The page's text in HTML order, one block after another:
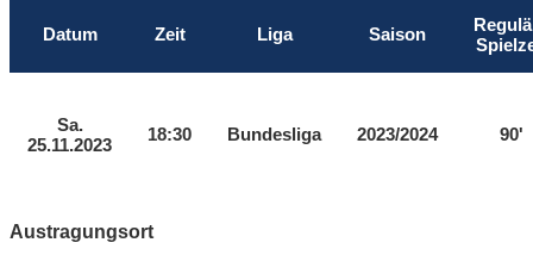
Datum Zeit Liga Saison
Sa.
25.11.2023
18:30 Bundesliga 2023/2024 90'
Austragungsort